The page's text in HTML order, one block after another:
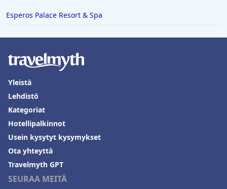
Esperos Palace Resort & Spa
SEURAA MEITÄ
Yleistä
Lehdistö
Kategoriat
Hotellipalkinnot
Usein kysytyt kysymykset
Ota yhteyttä
Travelmyth GPT